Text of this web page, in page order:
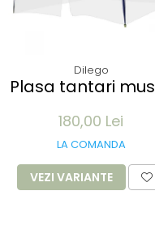
Dilego
Plasa tantari muste
- 12 m lungime -
culoare alb
180,00 Lei
LA COMANDA
VEZI VARIANTE